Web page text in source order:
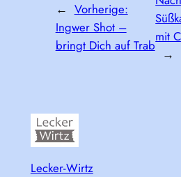
← Vorherige:
Ingwer Shot –
bringt Dich auf Trab
mit
→
Lecker-Wirtz